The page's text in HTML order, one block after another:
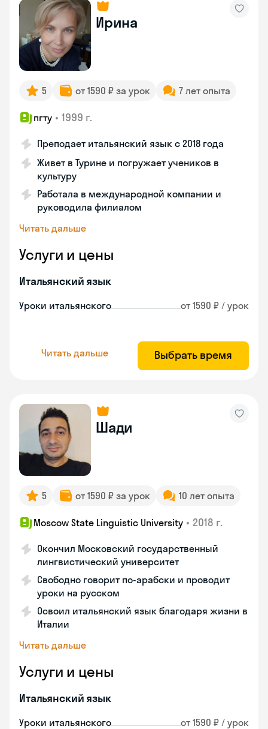
Ирина
5 от 1590 ₽ за урок 7 лет опыта
пгту • 1999 г.
Преподает итальянский язык с 2018 года
Живет в Турине и погружает учеников в
культуру
Работала в международной компании и
руководила филиалом
Читать дальше
Услуги и цены
Итальянский язык
Уроки итальянского от 1590 ₽ / урок
Читать дальше Выбрать время
Шади
5 от 1590 ₽ за урок 10 лет опыта
Moscow State Linguistic University • 2018 г.
Окончил Московский государственный
лингвистический университет
Свободно говорит по-арабски и проводит
уроки на русском
Освоил итальянский язык благодаря жизни в
Италии
Читать дальше
Услуги и цены
Итальянский язык
Уроки итальянского от 1590 ₽ / урок